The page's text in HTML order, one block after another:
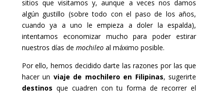
sitios que visitamos y, aunque a veces nos damos
algún gustillo (sobre todo con el paso de los años,
cuando ya a uno le empieza a doler la espalda),
intentamos economizar mucho para poder estirar
nuestros días de mochileoal máximo posible.
Por ello, hemos decidido darte las razones por las que
hacer un viaje de mochilero en Filipinas, sugerirte
destinos que cuadren con tu forma de recorrer el